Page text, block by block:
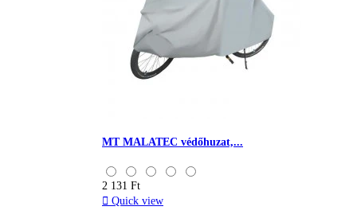
MT MALATEC védőhuzat,...
2 131 Ft
 Quick view